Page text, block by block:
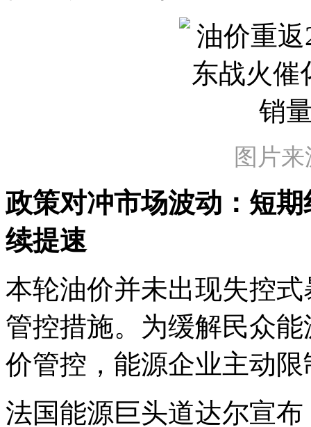
图片
政策对冲市场波动：短
续提速
本轮油价并未出现失控
管控措施。为缓解民众
价管控，能源企业主动
法国能源巨头道达尔宣